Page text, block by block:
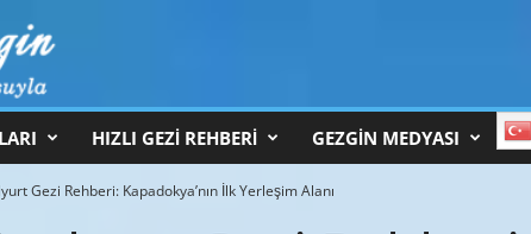
HIZLI GEZİ REHBERİ GEZGİN MEDYASI
Gezi Rehberi: Kapadokya’nın İlk Yerleşim Alanı